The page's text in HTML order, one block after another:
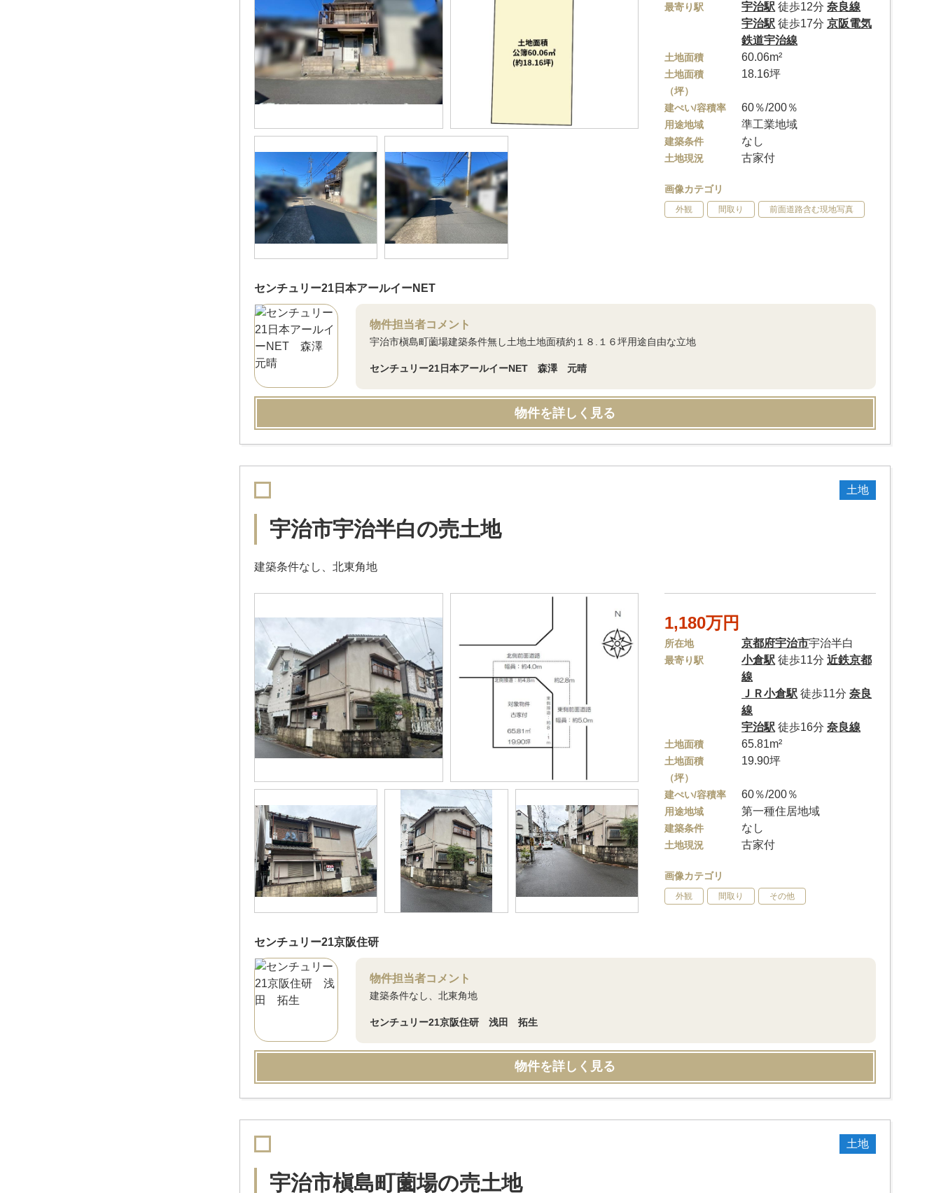
最寄り駅 宇治駅 徒歩12分奈良線
宇治駅 徒歩17分京阪電気
鉄道宇治線
土地面積 60.06m²
土地面積
（坪）
18.16坪
建ぺい/容積率 60％/200％
用途地域 準工業地域
建築条件 なし
土地現況 古家付
画像カテゴリ
外観 間取り 前面道路含む現地写真
センチュリー21日本アールイーNET
物件担当者コメント
宇治市槇島町薗場建築条件無し土地土地面積約１８.１６坪用途自由な立地
センチュリー21日本アールイーNET 森澤 元晴
物件を詳しく見る
土地
宇治市宇治半白の売土地
建築条件なし、北東角地
1,180万円
所在地 京都府宇治市宇治半白
最寄り駅 小倉駅 徒歩11分近鉄京都
線
ＪＲ小倉駅 徒歩11分奈良
線
宇治駅 徒歩16分奈良線
土地面積 65.81m²
土地面積
（坪）
19.90坪
建ぺい/容積率 60％/200％
用途地域 第一種住居地域
建築条件 なし
土地現況 古家付
画像カテゴリ
外観 間取り その他
センチュリー21京阪住研
物件担当者コメント
建築条件なし、北東角地
センチュリー21京阪住研 浅田 拓生
物件を詳しく見る
土地
宇治市槇島町薗場の売土地